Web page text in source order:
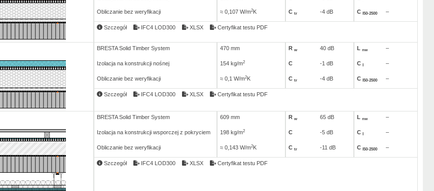
Obliczanie bez weryfikacji ≈ 0,107 W/m2K C tr -4 dB C I50-2500 –
Szczegół IFC4 LOD300 XLSX Certyfikat testu PDF
BRESTA Solid Timber System 470 mm R w 40 dB L nw –
Izolacja na konstrukcji nośnej 154 kg/m2 C -1 dB C –
Obliczanie bez weryfikacji ≈ 0,1 W/m2K C tr -4 dB C I50-2500 –
Szczegół IFC4 LOD300 XLSX Certyfikat testu PDF
BRESTA Solid Timber System 609 mm R w 65 dB L nw –
Izolacja na konstrukcji wsporczej z pokryciem 198 kg/m2 C -5 dB C –
Obliczanie bez weryfikacji ≈ 0,143 W/m2K C tr -11 dB C I50-2500 –
Szczegół IFC4 LOD300 XLSX Certyfikat testu PDF